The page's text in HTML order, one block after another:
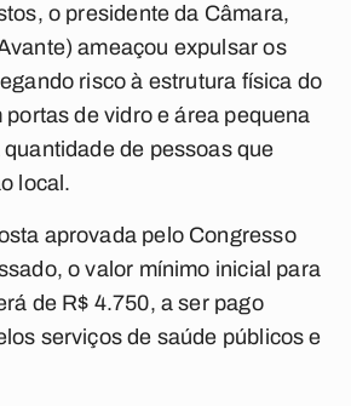
o presidente da Câmara,
ameaçou expulsar os
risco à estrutura física do
portas de vidro e área pequena
de pessoas que
local.
aprovada pelo Congresso
o valor mínimo inicial para
de R$ 4.750, a ser pago
serviços de saúde públicos e